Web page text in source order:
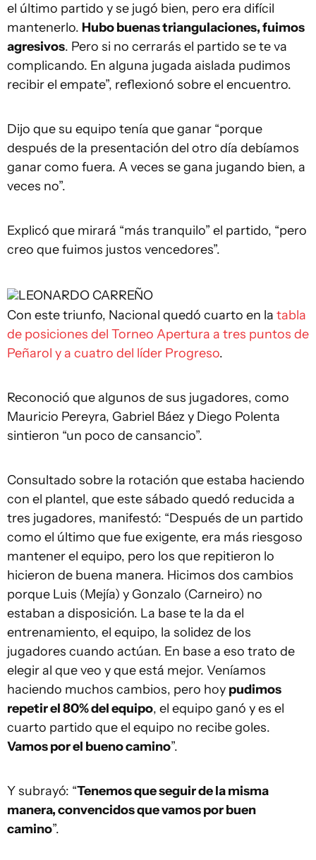
el último partido y se jugó bien, pero era difícil
mantenerlo. Hubo buenas triangulaciones, fuimos
agresivos. Pero si no cerrarás el partido se te va
complicando. En alguna jugada aislada pudimos
recibir el empate”, reflexionó sobre el encuentro.
Dijo que su equipo tenía que ganar “porque
después de la presentación del otro día debíamos
ganar como fuera. A veces se gana jugando bien, a
veces no”.
Explicó que mirará “más tranquilo” el partido, “pero
creo que fuimos justos vencedores”.
LEONARDO CARREÑO
Con este triunfo, Nacional quedó cuarto en la tabla
de posiciones del Torneo Apertura a tres puntos de
Peñarol y a cuatro del líder Progreso.
Reconoció que algunos de sus jugadores, como
Mauricio Pereyra, Gabriel Báez y Diego Polenta
sintieron “un poco de cansancio”.
Consultado sobre la rotación que estaba haciendo
con el plantel, que este sábado quedó reducida a
tres jugadores, manifestó: “Después de un partido
como el último que fue exigente, era más riesgoso
mantener el equipo, pero los que repitieron lo
hicieron de buena manera. Hicimos dos cambios
porque Luis (Mejía) y Gonzalo (Carneiro) no
estaban a disposición. La base te la da el
entrenamiento, el equipo, la solidez de los
jugadores cuando actúan. En base a eso trato de
elegir al que veo y que está mejor. Veníamos
haciendo muchos cambios, pero hoy pudimos
repetir el 80% del equipo, el equipo ganó y es el
cuarto partido que el equipo no recibe goles.
Vamos por el bueno camino”.
Y subrayó: “Tenemos que seguir de la misma
manera, convencidos que vamos por buen
camino”.